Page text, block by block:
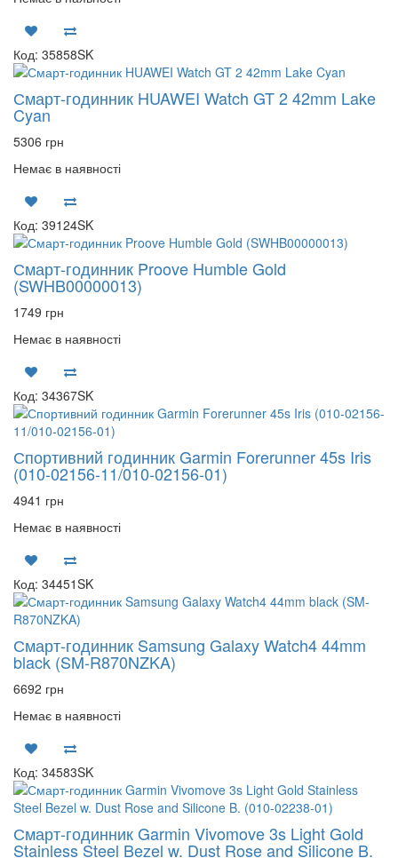
Код: 35858SK
Смарт-годинник HUAWEI Watch GT 2 42mm Lake
Cyan
5306 грн
Немає в наявності
Код: 39124SK
Смарт-годинник Proove Humble Gold
(SWHB00000013)
1749 грн
Немає в наявності
Код: 34367SK
Спортивний годинник Garmin Forerunner 45s Iris
(010-02156-11/010-02156-01)
4941 грн
Немає в наявності
Код: 34451SK
Смарт-годинник Samsung Galaxy Watch4 44mm
black (SM-R870NZKA)
6692 грн
Немає в наявності
Код: 34583SK
Смарт-годинник Garmin Vivomove 3s Light Gold
Stainless Steel Bezel w. Dust Rose and Silicone B.